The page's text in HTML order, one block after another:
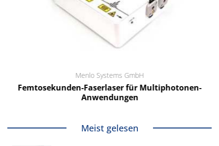
Menlo Systems GmbH
Femtosekunden-Faserlaser für Multiphotonen-
Anwendungen
Meist gelesen